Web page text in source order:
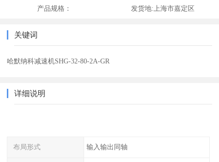
产品规格： 发货地: 上海市嘉定区
关键词
哈默纳科减速机SHG-32-80-2A-GR
详细说明
布局形式 输入输出同轴